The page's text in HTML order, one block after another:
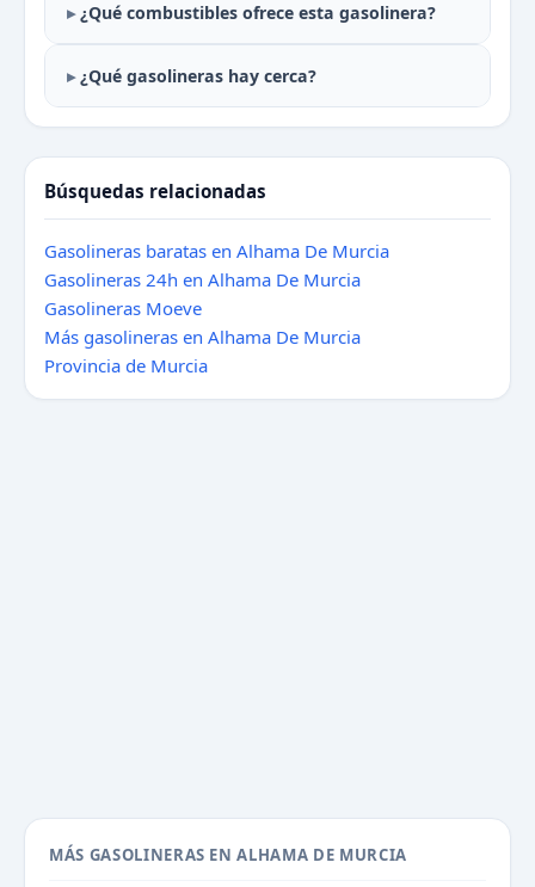
¿Qué combustibles ofrece esta gasolinera?
¿Qué gasolineras hay cerca?
Búsquedas relacionadas
Gasolineras baratas en Alhama De Murcia
Gasolineras 24h en Alhama De Murcia
Gasolineras Moeve
Más gasolineras en Alhama De Murcia
Provincia de Murcia
MÁS GASOLINERAS EN ALHAMA DE MURCIA